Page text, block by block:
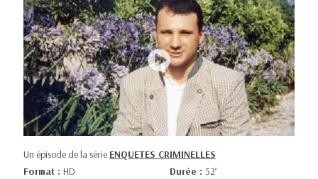
Un épisode de la série ENQUETES CRIMINELLES
Format : HD Durée : 52’